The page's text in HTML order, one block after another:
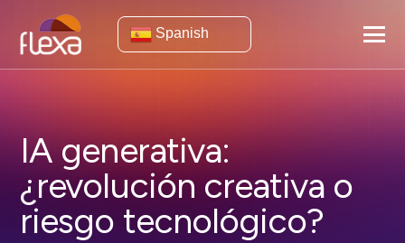
Spanish
IA generativa:
¿revolución creativa o
riesgo tecnológico?